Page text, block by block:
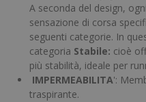
A seconda del design,
sensazione di corsa
seguenti categorie. In
categoria Stabile: cioè
più stabilità, ideale per
IMPERMEABILITA':
traspirante.